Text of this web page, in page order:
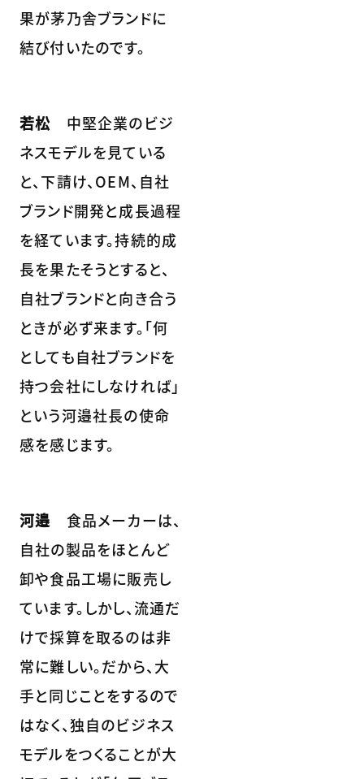
果が茅乃舎ブランドに
結び付いたのです。
若松 中堅企業のビジ
ネスモデルを見ている
と、下請け、OEM、自社
ブランド開発と成長過程
を経ています。持続的成
長を果たそうとすると、
自社ブランドと向き合う
ときが必ず来ます。「何
としても自社ブランドを
持つ会社にしなければ」
という河邉社長の使命
感を感じます。
河邉 食品メーカーは、
自社の製品をほとんど
卸や食品工場に販売し
ています。しかし、流通だ
けで採算を取るのは非
常に難しい。だから、大
手と同じことをするので
はなく、独自のビジネス
モデルをつくることが大